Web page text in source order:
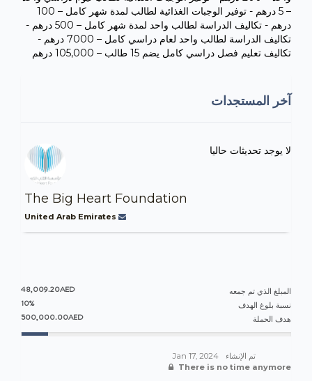
– 5 درهم - توفير الوجبات الغذائية لطالب لمدة شهر كامل – 100
درهم - تكاليف الدراسة لطالب واحد لمدة شهر كامل – 500 درهم -
تكاليف الدراسة لطالب واحد لعام دراسي كامل – 7000 درهم -
تكاليف تعليم فصل دراسي كامل يضم 15 طالب – 105,000 درهم
آخر المستجدات
لا يوجد تحديثات حاليا
The Big Heart Foundation
United Arab Emirates
المبلغ الذي تم جمعه 48,009.20AED
نسبة بلوغ الهدف 10%
هدف الحملة 500,000.00AED
تم الإنشاء
Jan 17, 2024
There is no time anymore